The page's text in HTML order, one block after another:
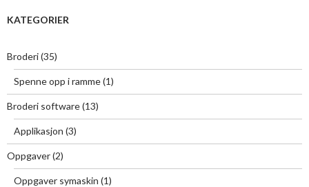
:KATEGORIER
Broderi(35)
Spenne opp i ramme(1)
Broderi software(13)
Applikasjon (3)
Oppgaver(2)
Oppgaver symaskin (1)